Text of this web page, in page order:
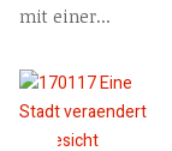
mit einer...